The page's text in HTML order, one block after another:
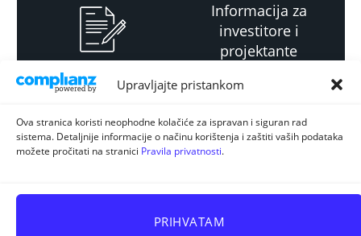
Upravljajte pristankom
Ova stranica koristi neophodne kolačiće za ispravan i siguran rad
sistema. Detaljnije informacije o načinu korištenja i zaštiti vaših podataka
možete pročitati na stranici Pravila privatnosti.
PRIHVATAM
Informacija za
investitore i
projektante
Strateški i planski
dokument